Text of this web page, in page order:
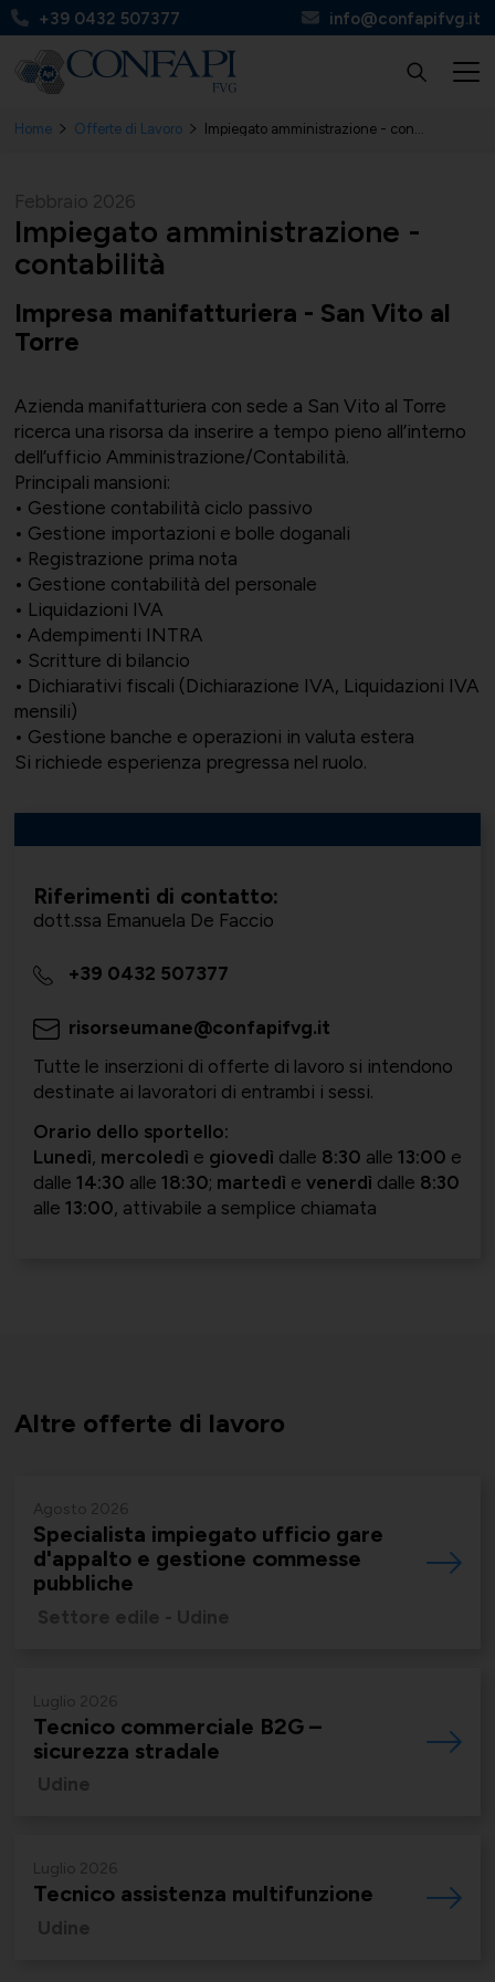
+39 0432 507377 info@confapifvg.it
Home Offerte di Lavoro
Febbraio 2026
Impiegato amministrazione -
contabilità
Impresa manifatturiera - San Vito al
Torre
Azienda manifatturiera con sede a San Vito al Torre
ricerca una risorsa da inserire a tempo pieno all’interno
dell’ufficio Amministrazione/Contabilità.
Principali mansioni:
• Gestione contabilità ciclo passivo
• Gestione importazioni e bolle doganali
• Registrazione prima nota
• Gestione contabilità del personale
• Liquidazioni IVA
• Adempimenti INTRA
• Scritture di bilancio
• Dichiarativi fiscali (Dichiarazione IVA, Liquidazioni IVA
mensili)
• Gestione banche e operazioni in valuta estera
Si richiede esperienza pregressa nel ruolo.
Riferimenti di contatto:
dott.ssa Emanuela De Faccio
+39 0432 507377
risorseumane@confapifvg.it
Tutte le inserzioni di offerte di lavoro si intendono
destinate ai lavoratori di entrambi i sessi.
Orario dello sportello:
Lunedì, mercoledì e giovedì dalle 8:30 alle 13:00 e
dalle 14:30 alle 18:30; martedì e venerdì dalle 8:30
alle 13:00, attivabile a semplice chiamata
Altre offerte di lavoro
Agosto 2026
Specialista impiegato ufficio gare
d'appalto e gestione commesse
pubbliche
Settore edile - Udine
Luglio 2026
Tecnico commerciale B2G –
sicurezza stradale
Udine
Luglio 2026
Tecnico assistenza multifunzione
Udine
Chi Siamo
Organi
Bilateralità
ConfapiD
Gruppo Giovani
Società Collegate
Altre partecipazioni societarie
Convenzioni
Comunicati Stampa
Associarsi
UNIONMECCANICA
UNITAL
UNIONTRASPORTI
ANIEM
UNIONCHIMICA
Uniontessile
Unimatica
Salute, Università e Ricerca
Turismo e Cultura
UNIONSERVIZI
Finanza, contributi e agevolazioni
Contabilità e fisco
Export e commerciale
Appalti e territorio
Formazione finanziata e risorse
umane
Lavoro e relazioni industriali
Qualità, sicurezza e ambiente
Offerte di lavoro
Apinforma
Apiflash